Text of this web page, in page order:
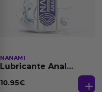
NANAMI
Lubricante Anal
Dilatación Base Agua
10.95€